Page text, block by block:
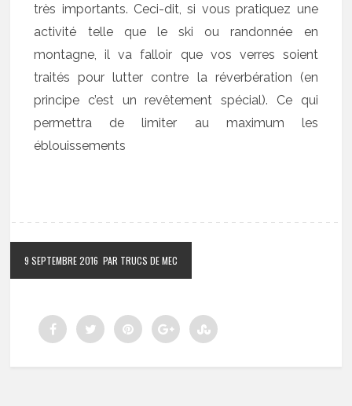
très importants. Ceci-dit, si vous pratiquez une
activité telle que le ski ou randonnée en
montagne, il va falloir que vos verres soient
traités pour lutter contre la réverbération (en
principe c’est un revêtement spécial). Ce qui
permettra de limiter au maximum les
éblouissements
9 SEPTEMBRE 2016 PAR TRUCS DE MEC